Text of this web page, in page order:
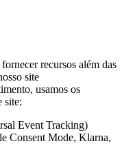
recursos além das
site
usamos os
site:
Event Tracking)
Consent Mode, Klarna,